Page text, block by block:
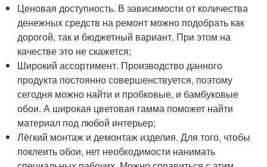
Ценовая доступность. В зависимости от количества
денежных средств на ремонт можно подобрать как
дорогой, так и бюджетный вариант. При этом на
качестве это не скажется;
Широкий ассортимент. Производство данного
продукта постоянно совершенствуется, поэтому
сегодня можно найти и пробковые, и бамбуковые
обои. А широкая цветовая гамма поможет найти
материал под любой интерьер;
Лёгкий монтаж и демонтаж изделия. Для того, чтобы
поклеить обои, нет необходимости нанимать